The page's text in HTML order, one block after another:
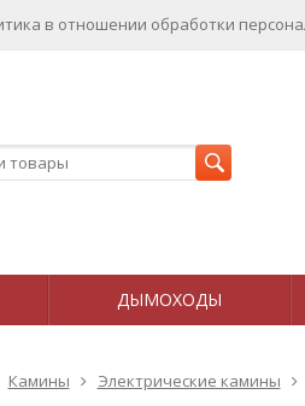
в отношении обработки
ДЫМОХОДЫ
Камины Электрические камины